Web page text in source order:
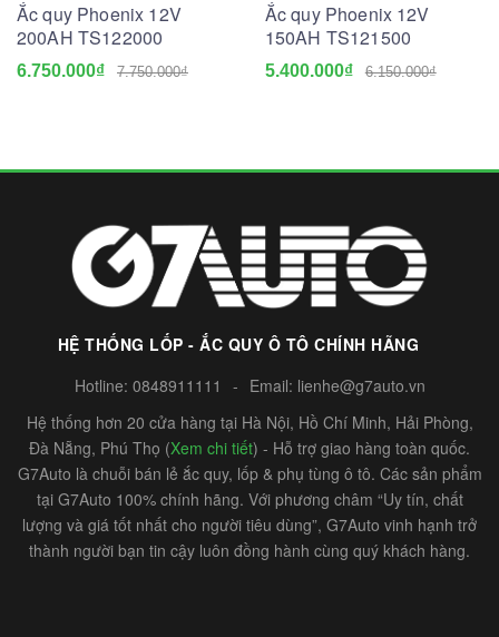
Ắc quy Phoenix 12V
200AH TS122000
6.750.000₫ 7.750.000₫
Ắc quy Phoenix 12V
150AH TS121500
5.400.000₫ 6.150.000₫
HỆ THỐNG LỐP - ẮC QUY Ô TÔ CHÍNH HÃNG
Hotline: 0848911111 - Email: lienhe@g7auto.vn
Hệ thống hơn 20 cửa hàng tại Hà Nội, Hồ Chí Minh, Hải Phòng,
Đà Nẵng, Phú Thọ (Xem chi tiết) - Hỗ trợ giao hàng toàn quốc.
G7Auto là chuỗi bán lẻ ắc quy, lốp & phụ tùng ô tô. Các sản phẩm
tại G7Auto 100% chính hãng. Với phương châm “Uy tín, chất
lượng và giá tốt nhất cho người tiêu dùng”, G7Auto vinh hạnh trở
thành người bạn tin cậy luôn đồng hành cùng quý khách hàng.